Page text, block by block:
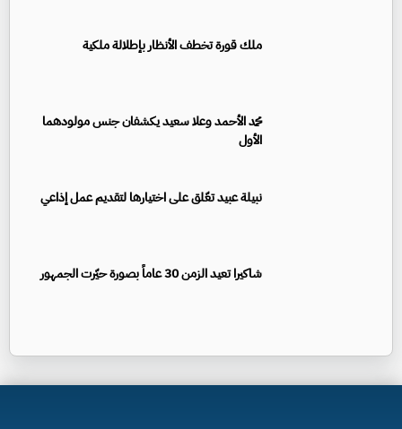
ملك قورة تخطف الأنظار بإطلالة ملكية
محمد الأحمد وعلا سعيد يكشفان جنس مولودهما
الأول
نبيلة عبيد تعّلق على اختيارها لتقديم عمل إذاعي
شاكيرا تعيد الزمن 30 عاماً بصورة حيّرت الجمهور